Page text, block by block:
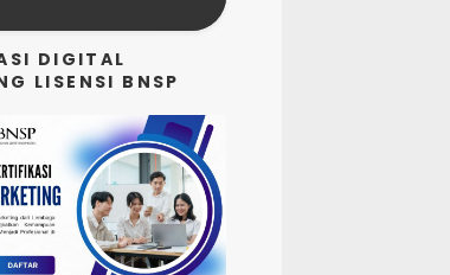
DIGITAL
LISENSI BNSP